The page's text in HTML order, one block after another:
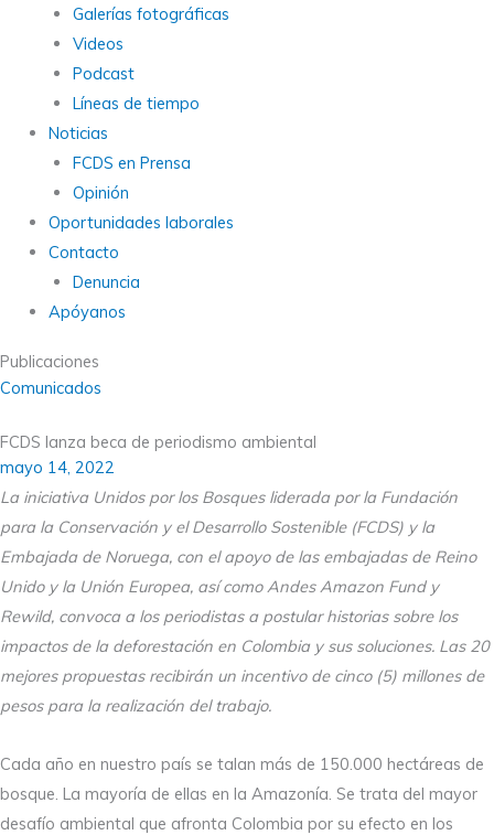
Galerías fotográficas
Videos
Podcast
Líneas de tiempo
Noticias
FCDS en Prensa
Opinión
Oportunidades laborales
Contacto
Denuncia
Apóyanos
Publicaciones
Comunicados
FCDS lanza beca de periodismo ambiental
mayo 14, 2022
La iniciativa Unidos por los Bosques liderada por la Fundación
para la Conservación y el Desarrollo Sostenible (FCDS) y la
Embajada de Noruega, con el apoyo de las embajadas de Reino
Unido y la Unión Europea, así como Andes Amazon Fund y
Rewild, convoca a los periodistas a postular historias sobre los
impactos de la deforestación en Colombia y sus soluciones. Las 20
mejores propuestas recibirán un incentivo de cinco (5) millones de
pesos para la realización del trabajo.
Cada año en nuestro país se talan más de 150.000 hectáreas de
bosque. La mayoría de ellas en la Amazonía. Se trata del mayor
desafío ambiental que afronta Colombia por su efecto en los